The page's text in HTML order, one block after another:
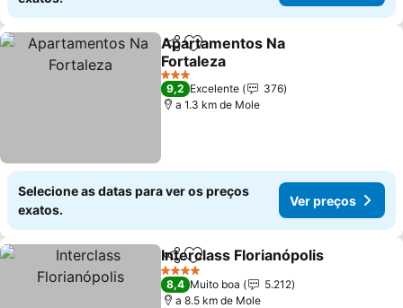
PartilharAdicionar aos favoritos
Apartamentos Na
Fortaleza
Ver preços
3 Estrelas
9,2 Excelente
376
a 1.3 km de Mole
Selecione as datas para ver os preços
exatos.
Ver preços
PartilharAdicionar aos favoritos
Interclass Florianópolis
4 Estrelas
8,4 Muito boa
5.212
a 8.5 km de Mole